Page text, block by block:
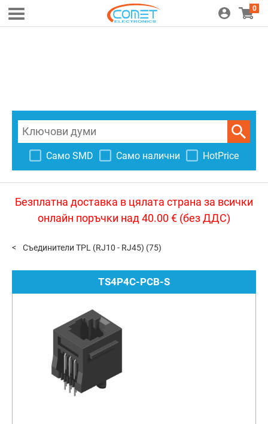
0
Само SMD Само налични HotPrice
Безплатна доставка в цялата страна за всички
онлайн поръчки над 40.00 € (без ДДС)
Съединители TPL (RJ10 - RJ45) (75)
TS4P4C-PCB-S